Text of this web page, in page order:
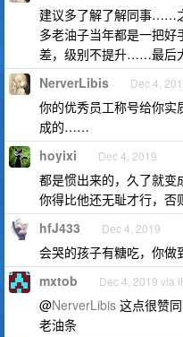
建议多了解了解同事……
多老油子当年都是一把
差，级别不提升……最后
NerverLibis Dec 4,
你的优秀员工称号给你实
成的……
hoyixi Dec 4, 2019
都是惯出来的，久了就变
你得比他还无耻才行，否
hfJ433 Dec 4, 2019
会哭的孩子有糖吃，你做
mxtob Dec 4, 2019 via
@NerverLibis 这点很赞
老油条